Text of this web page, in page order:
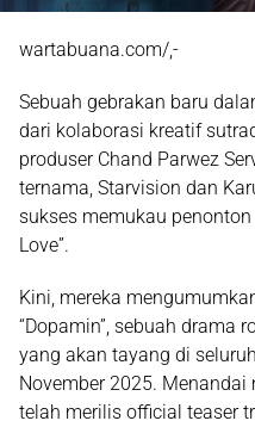
wartabuana.com/,-
Sebuah gebrakan baru
dari kolaborasi kreatif
produser Chand Parwez
ternama, Starvision dan
sukses memukau
Love”.
Kini, mereka
“Dopamin”, sebuah drama
yang akan tayang di
November 2025.
telah merilis official teaser